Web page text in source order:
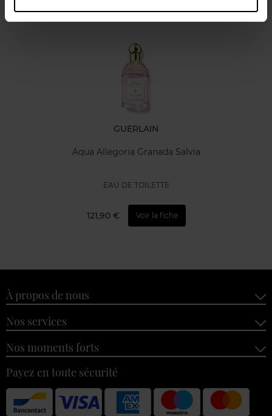
Oublié quelque chose ?
GUERLAIN
Aqua Allegoria Granada Salvia
EAU DE TOILETTE
121,90 € Voir la fiche
À propos de nous
Nos services
Nos moments forts
Payez en toute sécurité